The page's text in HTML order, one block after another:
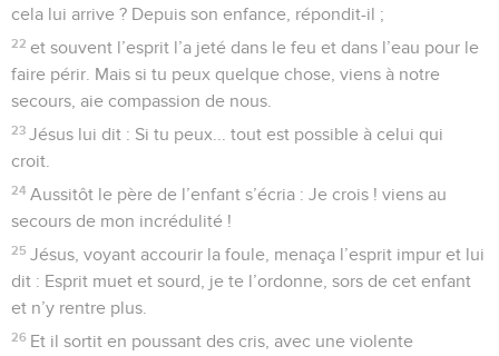
cela lui arrive ? Depuis son enfance, répondit-il ;
22 et souvent l’esprit l’a jeté dans le feu et dans l’eau pour le
faire périr. Mais si tu peux quelque chose, viens à notre
secours, aie compassion de nous.
23 Jésus lui dit : Si tu peux... tout est possible à celui qui
croit.
24 Aussitôt le père de l’enfant s’écria : Je crois ! viens au
secours de mon incrédulité !
25 Jésus, voyant accourir la foule, menaça l’esprit impur et lui
dit : Esprit muet et sourd, je te l’ordonne, sors de cet enfant
et n’y rentre plus.
26 Et il sortit en poussant des cris, avec une violente